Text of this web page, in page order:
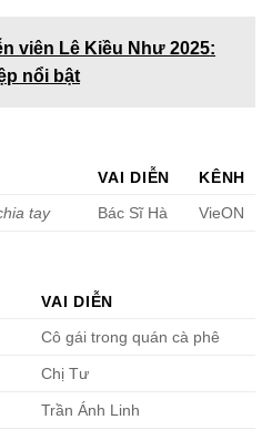
viên Lê Kiều Như 2025:
nổi bật
VAI DIỄN
KÊNH
tay Bác Sĩ Hà VieON
VAI DIỄN
Cô gái trong quán cà phê
Chị Tư
Trần Ánh Linh